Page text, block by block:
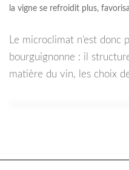
la vigne se refroidit plus,
Le microclimat n’est
bourguignonne : il
matière du vin, les choix